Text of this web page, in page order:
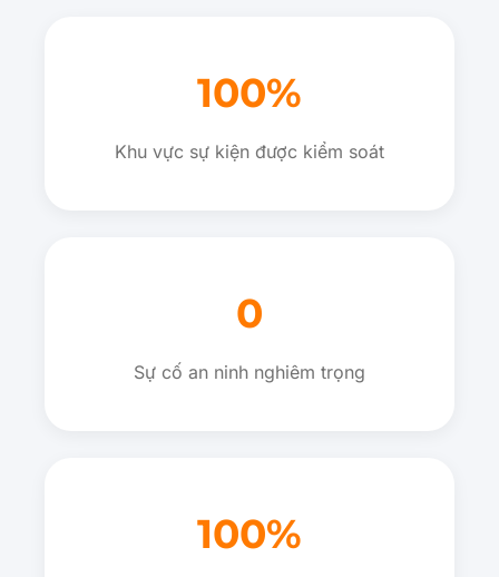
100%
Khu vực sự kiện được kiểm soát
0
Sự cố an ninh nghiêm trọng
100%